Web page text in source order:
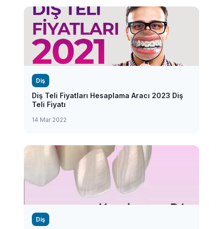
Diş
Diş Teli Fiyatları Hesaplama Aracı 2023 Diş
Teli Fiyatı
14 Mar 2022
Diş